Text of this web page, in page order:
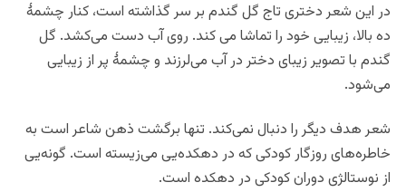
در این شعر دختری تاج گل گندم بر سر گذاشته است، کنار چشمۀ
ده بالا، زیبایی خود را تماشا می کند. روی آب دست می‌کشد. گل
گندم با تصویر زیبای دختر در آب می‌لرزند و چشمۀ پر از زیبایی
می‌شود.
شعر هدف دیگر را دنبال نمی‌کند. تنها برگشت ذهن شاعر است به
خاطره‌های روزگار کودکی که در دهکده‌یی می‌زیسته است. گونه‌یی
از نوستالژی دوران کودکی در دهکده است.